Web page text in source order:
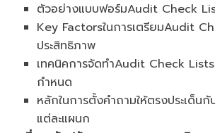
ตัวอย่างแบบฟอร์มAudit Check
Key FactorsในการเตรียมAudit
ประสิทธิภาพ
เทคนิคการจัดทำAudit Check
กำหนด
หลักในการตั้งคำถามให้ตรงประเด็น
แต่ละแผนก